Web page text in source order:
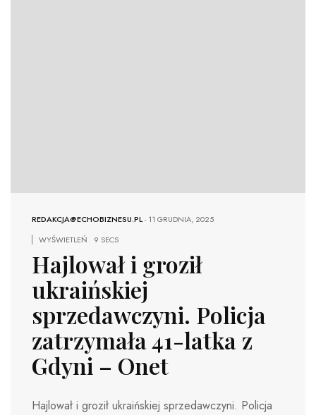
REDAKCJA@ECHOBIZNESU.PL-11 GRUDNIA, 2025
WYŚWIETLEŃ
9 SECS
Hajlował i groził
ukraińskiej
sprzedawczyni. Policja
zatrzymała 41-latka z
Gdyni – Onet
Hajlował i groził ukraińskiej sprzedawczyni. Policja